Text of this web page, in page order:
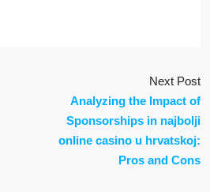
Next Post
Analyzing the Impact of
Sponsorships in najbolji
online casino u hrvatskoj:
Pros and Cons